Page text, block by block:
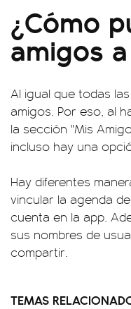
¿Cómo
amigos
Al igual que todas
amigos. Por eso, al
la sección "Mis
incluso hay una
Hay diferentes
vincular la agenda
cuenta en la app.
sus nombres de
compartir.
TEMAS